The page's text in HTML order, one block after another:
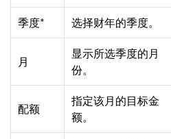
季度* 选择财年的季度。
月
显示所选季度的月
份。
配额
指定该月的目标金
额。